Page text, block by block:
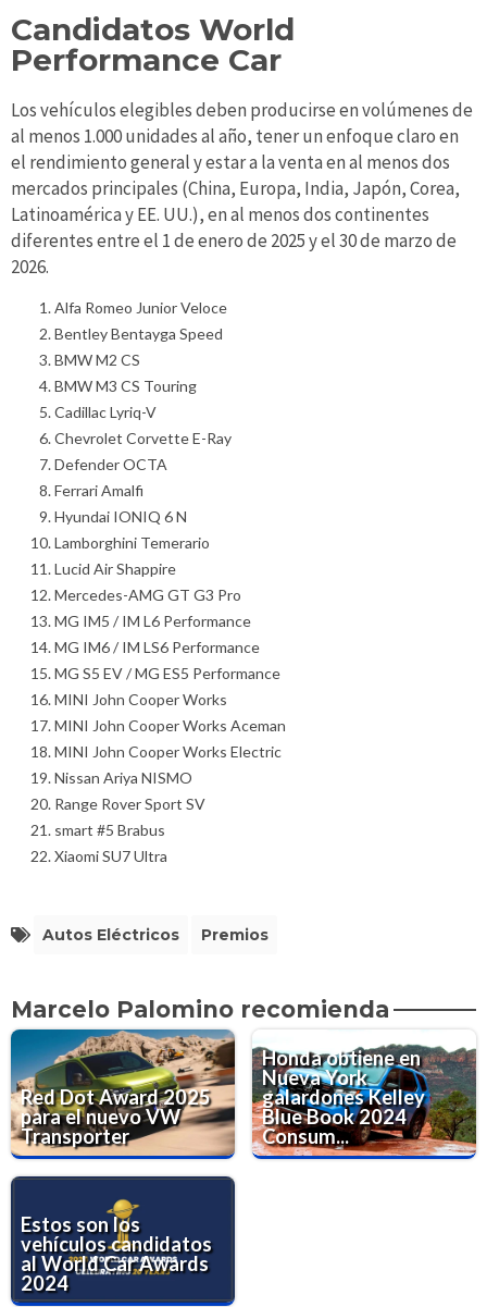
Candidatos World
Performance Car
Los vehículos elegibles deben producirse en volúmenes de
al menos 1.000 unidades al año, tener un enfoque claro en
el rendimiento general y estar a la venta en al menos dos
mercados principales (China, Europa, India, Japón, Corea,
Latinoamérica y EE. UU.), en al menos dos continentes
diferentes entre el 1 de enero de 2025 y el 30 de marzo de
2026.
Alfa Romeo Junior Veloce
Bentley Bentayga Speed
BMW M2 CS
BMW M3 CS Touring
Cadillac Lyriq-V
Chevrolet Corvette E-Ray
Defender OCTA
Ferrari Amalfi
Hyundai IONIQ 6 N
Lamborghini Temerario
Lucid Air Shappire
Mercedes-AMG GT G3 Pro
MG IM5 / IM L6 Performance
MG IM6 / IM LS6 Performance
MG S5 EV / MG ES5 Performance
MINI John Cooper Works
MINI John Cooper Works Aceman
MINI John Cooper Works Electric
Nissan Ariya NISMO
Range Rover Sport SV
smart #5 Brabus
Xiaomi SU7 Ultra
Autos Eléctricos Premios
Marcelo Palomino recomienda
Red Dot Award 2025
para el nuevo VW
Transporter
Honda obtiene en
Nueva York
galardones Kelley
Blue Book 2024
Consum...
Estos son los
vehículos candidatos
al World Car Awards
2024